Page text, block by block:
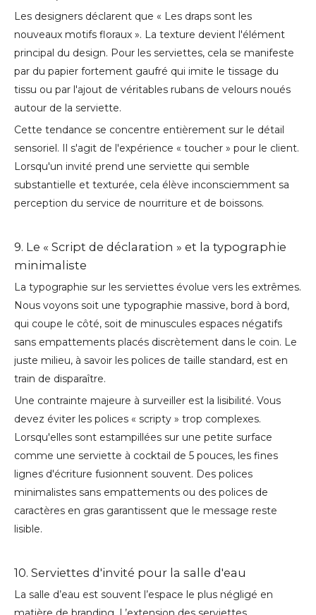
Les designers déclarent que « Les draps sont les
nouveaux motifs floraux ». La texture devient l'élément
principal du design. Pour les serviettes, cela se manifeste
par du papier fortement gaufré qui imite le tissage du
tissu ou par l'ajout de véritables rubans de velours noués
autour de la serviette.
Cette tendance se concentre entièrement sur le détail
sensoriel. Il s'agit de l'expérience « toucher » pour le client.
Lorsqu'un invité prend une serviette qui semble
substantielle et texturée, cela élève inconsciemment sa
perception du service de nourriture et de boissons.
9. Le « Script de déclaration » et la typographie
minimaliste
La typographie sur les serviettes évolue vers les extrêmes.
Nous voyons soit une typographie massive, bord à bord,
qui coupe le côté, soit de minuscules espaces négatifs
sans empattements placés discrètement dans le coin. Le
juste milieu, à savoir les polices de taille standard, est en
train de disparaître.
Une contrainte majeure à surveiller est la lisibilité. Vous
devez éviter les polices « scripty » trop complexes.
Lorsqu'elles sont estampillées sur une petite surface
comme une serviette à cocktail de 5 pouces, les fines
lignes d'écriture fusionnent souvent. Des polices
minimalistes sans empattements ou des polices de
caractères en gras garantissent que le message reste
lisible.
10. Serviettes d'invité pour la salle d'eau
La salle d’eau est souvent l’espace le plus négligé en